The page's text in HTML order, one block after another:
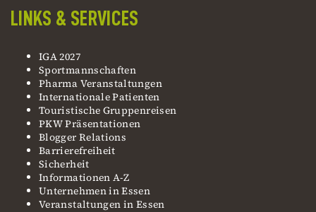
LINKS & SERVICES
IGA 2027
Sportmannschaften
Pharma Veranstaltungen
Internationale Patienten
Touristische Gruppenreisen
PKW Präsentationen
Blogger Relations
Barrierefreiheit
Sicherheit
Informationen A-Z
Unternehmen in Essen
Veranstaltungen in Essen